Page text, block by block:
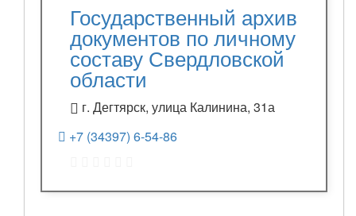
Государственный архив
документов по личному
составу Свердловской
области
г. Дегтярск, улица Калинина, 31а
+7 (34397) 6-54-86